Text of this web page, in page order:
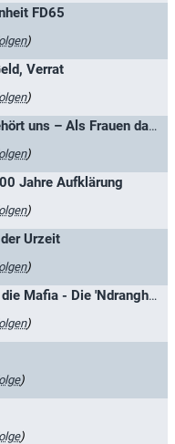
FD65
)
Verrat
)
Die Hälfte der Welt gehört uns – Als Frauen das Wahlrecht erkämpften
)
Jahre Aufklärung
)
Urzeit
)
Mafiajäger / Jagd auf die Mafia - Die 'Ndrangheta in Deutschland
)
)
)